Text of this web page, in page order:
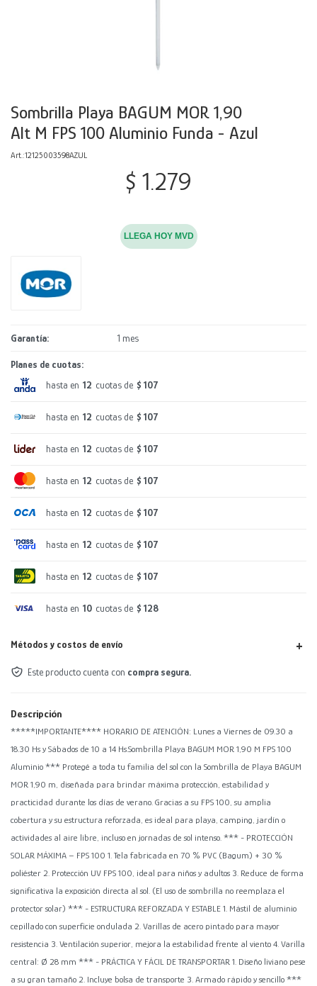
Sombrilla Playa BAGUM MOR 1,90
Alt M FPS 100 Aluminio Funda - Azul
12125003598AZUL
$ 1.279
LLEGA HOY MVD
Garantía 1 mes
Planes de cuotas:
hasta en 12 cuotas de $ 107
hasta en 12 cuotas de $ 107
hasta en 12 cuotas de $ 107
hasta en 12 cuotas de $ 107
hasta en 12 cuotas de $ 107
hasta en 12 cuotas de $ 107
hasta en 12 cuotas de $ 107
hasta en 10 cuotas de $ 128
Métodos y costos de envío
Este producto cuenta con compra segura.
Descripción
*****IMPORTANTE**** HORARIO DE ATENCIÓN: Lunes a Viernes de 09.30 a
18.30 Hs y Sábados de 10 a 14 Hs.Sombrilla Playa BAGUM MOR 1,90 M FPS 100
Aluminio *** Protegé a toda tu familia del sol con la Sombrilla de Playa BAGUM
MOR 1,90 m, diseñada para brindar máxima protección, estabilidad y
practicidad durante los días de verano. Gracias a su FPS 100, su amplia
cobertura y su estructura reforzada, es ideal para playa, camping, jardín o
actividades al aire libre, incluso en jornadas de sol intenso. *** - PROTECCIÓN
SOLAR MÁXIMA – FPS 100 1. Tela fabricada en 70 % PVC (Bagum) + 30 %
poliéster 2. Protección UV FPS 100, ideal para niños y adultos 3. Reduce de forma
significativa la exposición directa al sol. (El uso de sombrilla no reemplaza el
protector solar) *** - ESTRUCTURA REFORZADA Y ESTABLE 1. Mástil de aluminio
cepillado con superficie ondulada 2. Varillas de acero pintado para mayor
resistencia 3. Ventilación superior, mejora la estabilidad frente al viento 4. Varilla
central: Ø 28 mm *** - PRÁCTICA Y FÁCIL DE TRANSPORTAR 1. Diseño liviano pese
a su gran tamaño 2. Incluye bolsa de transporte 3. Armado rápido y sencillo ***